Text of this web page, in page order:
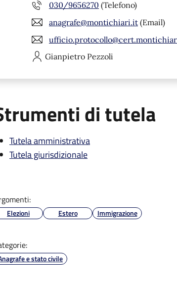
030/9656270 (Telefono)
anagrafe@montichiari.it (Email)
Gianpietro Pezzoli
di tutela
Tutela amministrativa
Tutela giurisdizionale
Elezioni Estero Immigrazione
e stato civile